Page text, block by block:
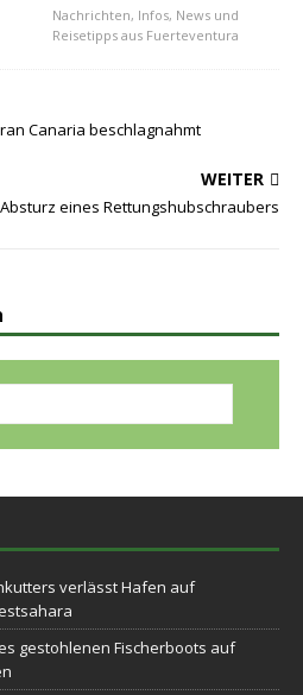
Nachrichten, Infos, News und
Reisetipps aus Fuerteventura
Canaria beschlagnahmt
WEITER
eines Rettungshubschraubers
verlässt Hafen auf
gestohlenen Fischerboots auf